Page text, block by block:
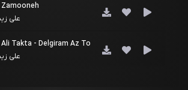
علی
Takta - Delgiram Az To
علی